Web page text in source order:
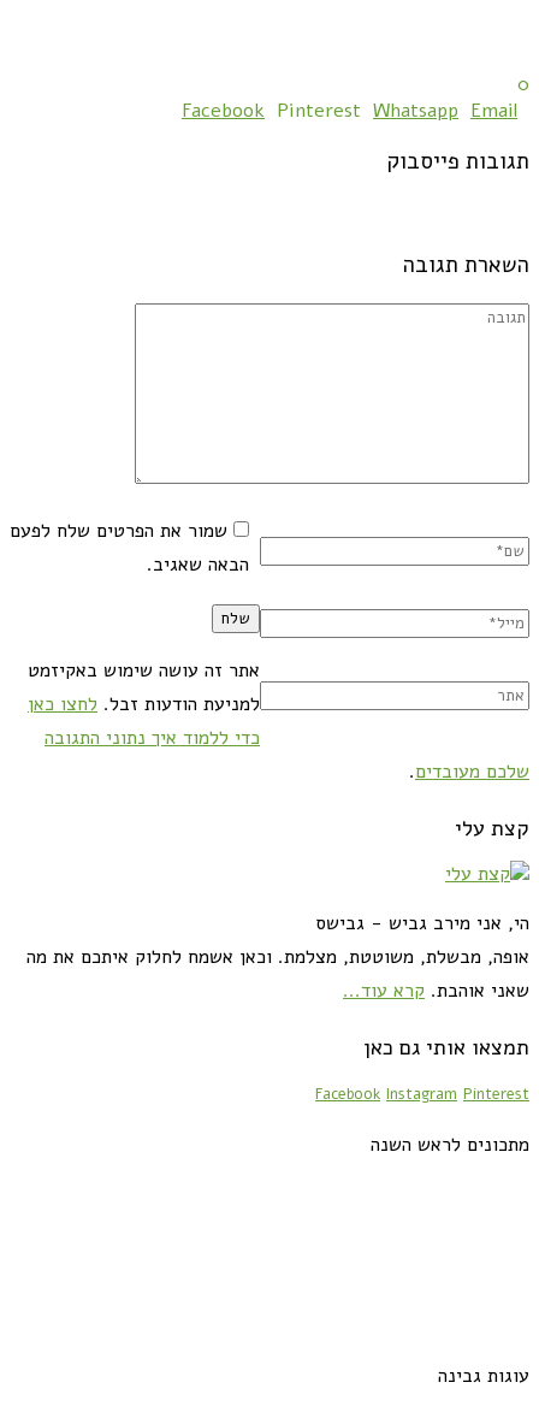
0
Facebook Pinterest Whatsapp Email
תגובות פייסבוק
השארת תגובה
שמור את הפרטים שלח לפעם
הבאה שאגיב.
אתר זה עושה שימוש באקיזמט
למניעת הודעות זבל. לחצו כאן
כדי ללמוד איך נתוני התגובה
שלכם מעובדים.
קצת עלי
הי, אני מירב גביש - גבישס
אופה, מבשלת, משוטטת, מצלמת. וכאן אשמח לחלוק איתכם את מה
שאני אוהבת. קרא עוד...
תמצאו אותי גם כאן
Facebook Instagram Pinterest
מתכונים לראש השנה
עוגות גבינה